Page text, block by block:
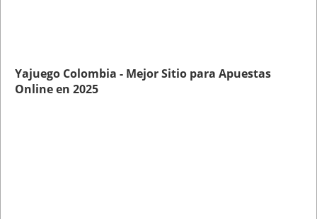
Yajuego Colombia - Mejor Sitio para Apuestas
Online en 2025